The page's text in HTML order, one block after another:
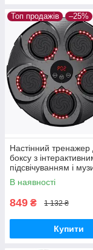
Топ продажів –25%
Настінний тренажер
боксу з
підсвічуванням і
В наявності
849 ₴ 1 132 ₴
Купити